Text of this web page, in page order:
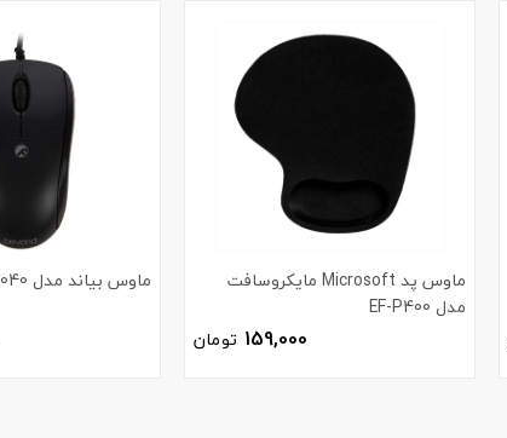
ماوس پد Microsoft مایکروسافت
مدل EF-P400
159,000 تومان
ماوس بیاند مدل FOM-1040